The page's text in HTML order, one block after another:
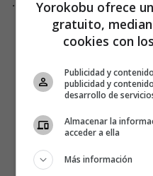
el desinteréspor
elemento de lo más
Dónde busca un poco
tinieblas
. Cuál es el proyecto en
Yorokobu ofrece
gratuito,
cookies con
Publicidad y
publicidad y
desarrollo de
Almacenar la
acceder a ella
Más información